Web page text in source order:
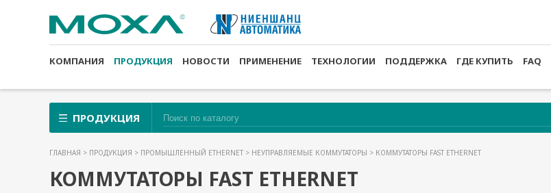
КОМПАНИЯ ПРОДУКЦИЯ НОВОСТИ ПРИМЕНЕНИЕ ТЕХНОЛОГИИ ПОДДЕРЖКА ГДЕ КУПИТЬ FAQ
ПРОДУКЦИЯ
ГЛАВНАЯ > ПРОДУКЦИЯ > ПРОМЫШЛЕННЫЙ ETHERNET > НЕУПРАВЛЯЕМЫЕ КОММУТАТОРЫ > КОММУТАТОРЫ FAST ETHERNET
КОММУТАТОРЫ FAST ETHERNET